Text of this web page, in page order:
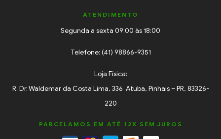
ATENDIMENTO
Segunda a sexta 09:00 às 18:00
Telefone: (41) 98866-9351
Loja Física:
R. Dr. Waldemar da Costa Lima, 336 Atuba, Pinhais – PR, 83326-
220
PARCELAMOS EM ATÉ 12X SEM JUROS